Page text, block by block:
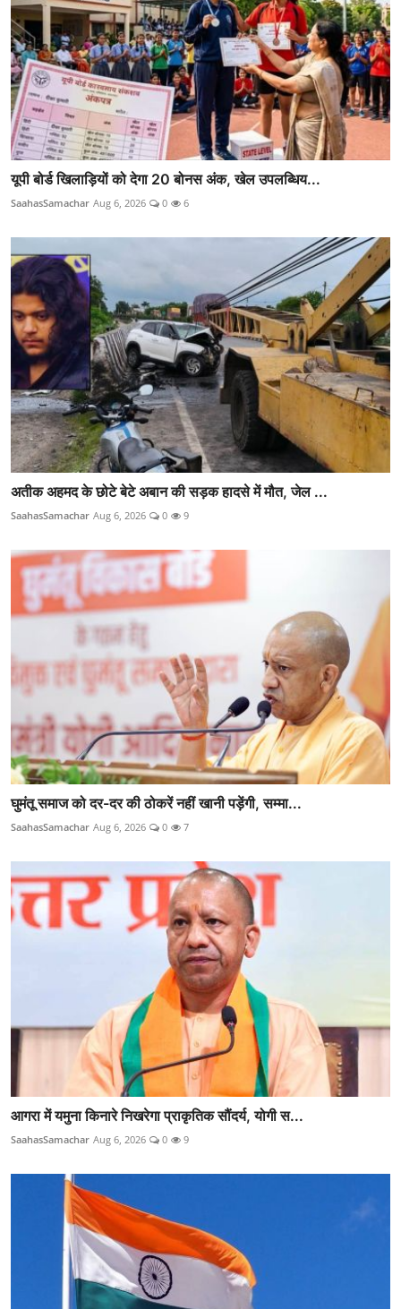
यूपी बोर्ड खिलाड़ियों को देगा 20 बोनस अंक, खेल उपलब्धिय...
SaahasSamachar Aug 6, 2026 0 6
अतीक अहमद के छोटे बेटे अबान की सड़क हादसे में मौत, जेल ...
SaahasSamachar Aug 6, 2026 0 9
घुमंतू समाज को दर-दर की ठोकरें नहीं खानी पड़ेंगी, सम्मा...
SaahasSamachar Aug 6, 2026 0 7
आगरा में यमुना किनारे निखरेगा प्राकृतिक सौंदर्य, योगी स...
SaahasSamachar Aug 6, 2026 0 9